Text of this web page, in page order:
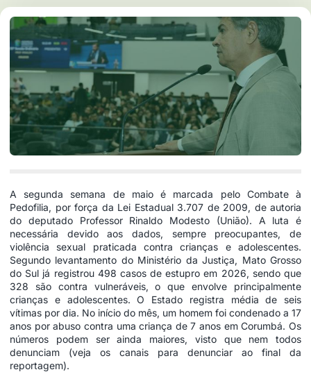
A segunda semana de maio é marcada pelo Combate à
Pedofilia, por força da Lei Estadual 3.707 de 2009, de autoria
do deputado Professor Rinaldo Modesto (União). A luta é
necessária devido aos dados, sempre preocupantes, de
violência sexual praticada contra crianças e adolescentes.
Segundo levantamento do Ministério da Justiça, Mato Grosso
do Sul já registrou 498 casos de estupro em 2026, sendo que
328 são contra vulneráveis, o que envolve principalmente
crianças e adolescentes. O Estado registra média de seis
vítimas por dia. No início do mês, um homem foi condenado a 17
anos por abuso contra uma criança de 7 anos em Corumbá. Os
números podem ser ainda maiores, visto que nem todos
denunciam (veja os canais para denunciar ao final da
reportagem).